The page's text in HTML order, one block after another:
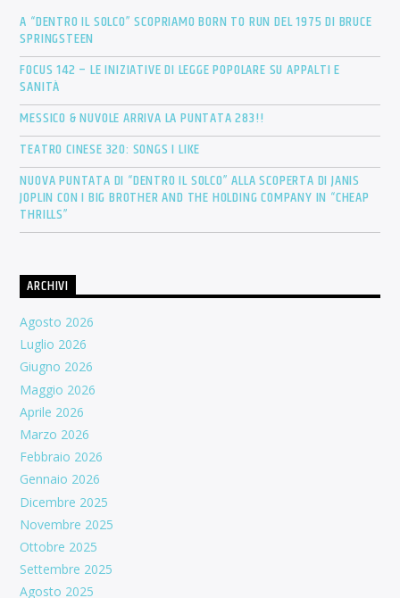
A “DENTRO IL SOLCO” SCOPRIAMO BORN TO RUN DEL 1975 DI BRUCE
SPRINGSTEEN
FOCUS 142 – LE INIZIATIVE DI LEGGE POPOLARE SU APPALTI E
SANITÀ
MESSICO & NUVOLE ARRIVA LA PUNTATA 283!!
TEATRO CINESE 320: SONGS I LIKE
NUOVA PUNTATA DI “DENTRO IL SOLCO” ALLA SCOPERTA DI JANIS
JOPLIN CON I BIG BROTHER AND THE HOLDING COMPANY IN “CHEAP
THRILLS”
ARCHIVI
Agosto 2026
Luglio 2026
Giugno 2026
Maggio 2026
Aprile 2026
Marzo 2026
Febbraio 2026
Gennaio 2026
Dicembre 2025
Novembre 2025
Ottobre 2025
Settembre 2025
Agosto 2025